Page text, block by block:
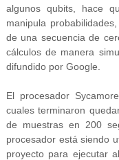
algunos qubits, hace
manipula
de una secuencia de
cálculos de manera
difundido por Google.
El procesador
cuales terminaron
de muestras en 200
procesador está siendo
proyecto para ejecutar